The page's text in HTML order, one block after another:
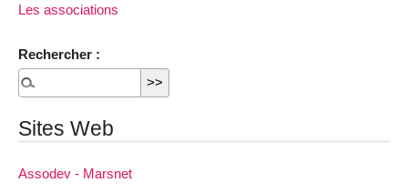
Les associations
Rechercher :
Sites Web
Assodev - Marsnet